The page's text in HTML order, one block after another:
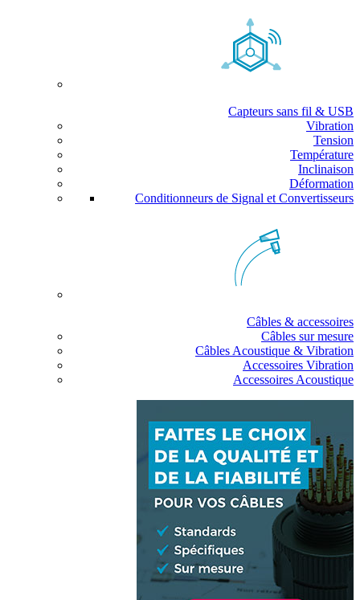
Capteurs sans fil & USB
Vibration
Tension
Température
Inclinaison
Déformation
Conditionneurs de Signal et Convertisseurs
Câbles & accessoires
Câbles sur mesure
Câbles Acoustique & Vibration
Accessoires Vibration
Accessoires Acoustique